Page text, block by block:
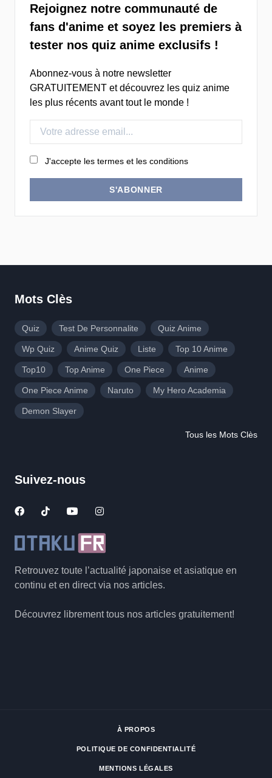
Rejoignez notre communauté de
fans d'anime et soyez les premiers à
tester nos quiz anime exclusifs !
Abonnez-vous à notre newsletter
GRATUITEMENT et découvrez les quiz anime
les plus récents avant tout le monde !
J'accepte les termes et les conditions
S'ABONNER
Retrouvez toute l’actualité japonaise et asiatique en
continu et en direct via nos articles.
Découvrez librement tous nos articles gratuitement!
Mots Clès
Quiz Test De Personnalite Quiz Anime
Wp Quiz Anime Quiz Liste Top 10 Anime
Top10 Top Anime One Piece Anime
One Piece Anime Naruto My Hero Academia
Demon Slayer
Tous les Mots Clès
Suivez-nous
À PROPOS
POLITIQUE DE CONFIDENTIALITÉ
MENTIONS LÉGALES